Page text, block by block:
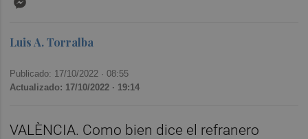
Luis A. Torralba
Publicado: 17/10/2022 ·08:55
Actualizado: 17/10/2022 · 19:14
VALÈNCIA. Como bien dice el refranero